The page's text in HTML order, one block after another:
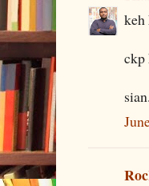
keh
ckp